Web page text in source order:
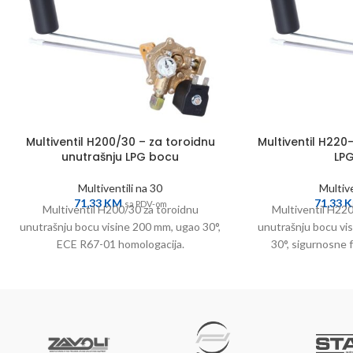
Multiventil H200/30 – za toroidnu
unutrašnju LPG bocu
Multiventili na 30
71,33KM sa PDV-om
Multiventil H200/30 za toroidnu
unutrašnju bocu visine 200 mm, ugao 30°,
ECE R67-01 homologacija.
Multiventil
71,33
Multiventil
unutrašnju bocu
30°, sigurnosne